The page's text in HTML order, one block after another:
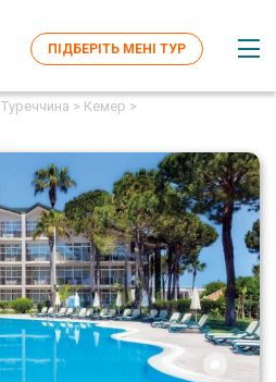
ПІДБЕРІТЬ МЕНІ ТУР
Туреччина > Кемер >